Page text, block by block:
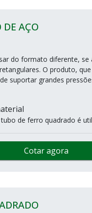
AÇO
do formato diferente, se
O produto,
suportar grandes
de ferro quadrado é
Cotar agora